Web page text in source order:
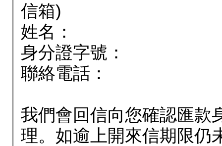
信箱)
姓名：
身分證字號：
聯絡電話：
我們會回信向您確認匯款
理。如逾上開來信期限仍